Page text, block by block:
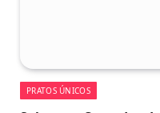
PRATOS ÚNICOS